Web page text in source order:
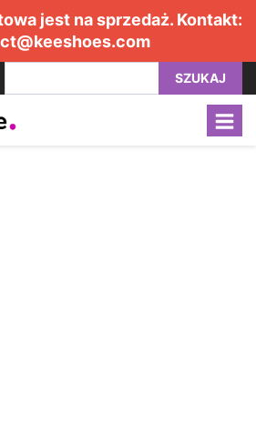
jest na sprzedaż. Kontakt:
SZUKAJ